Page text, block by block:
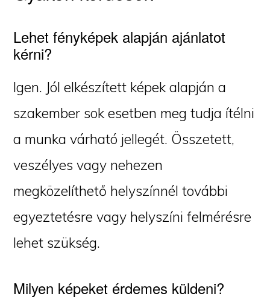
Lehet fényképek alapján ajánlatot
kérni?
Igen. Jól elkészített képek alapján a
szakember sok esetben meg tudja ítélni
a munka várható jellegét. Összetett,
veszélyes vagy nehezen
megközelíthető helyszínnél további
egyeztetésre vagy helyszíni felmérésre
lehet szükség.
Milyen képeket érdemes küldeni?